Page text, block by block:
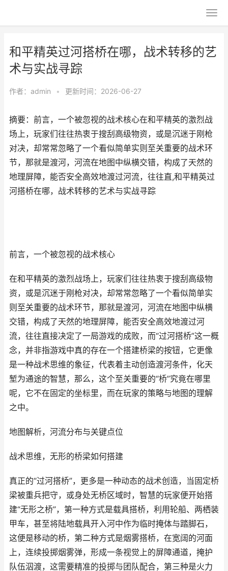
和平精英过河搭桥在哪，战术转移的艺
术与实战寻踪
作者： admin • 更新时间：2026-06-27
摘要：前言，一个被忽视的战术核心在和平精英的激烈战
场上，玩家们往往热衷于搜刮高级物资，或是沉迷于刚枪
对决，却常常忽略了一个看似简单实则至关重要的战术环
节，那就是渡河，河流在地图中纵横交错，构成了天然的
地理屏障，能否安全高效地渡过河流，往往直,和平精英过
河搭桥在哪，战术转移的艺术与实战寻踪
前言，一个被忽视的战术核心
在和平精英的激烈战场上，玩家们往往热衷于搜刮高级物
资，或是沉迷于刚枪对决，却常常忽略了一个看似简单实
则至关重要的战术环节，那就是渡河，河流在地图中纵横
交错，构成了天然的地理屏障，能否安全高效地渡过河
流，往往直接决定了一局游戏的成败，而“过河搭桥”这一概
念，并非指游戏中真的存在一个搭建桥梁的按钮，它更像
是一种战术思维的象征，代表着主动创造渡河条件，化天
堑为通途的智慧，那么，这个至关重要的“桥”究竟在哪里
呢，它不在固定的坐标里，而在玩家的策略与地图的理解
之中。
地图解析，河流分布与关键点位
战术思维，无形的桥梁如何搭建
真正的“过河搭桥”，更多是一种动态的战术创造，当固定桥
梁被重兵把守，或身处无桥区域时，智慧的玩家便开始搭
建“无形之桥”，第一种方式是载具搭桥，利用轮船、两栖装
甲车，甚至将陆地载具开入河中作为临时掩体与踏脚石，
这便是移动的桥，第二种方式是烟雾搭桥，在宽阔的河面
上，连续投掷烟雾弹，形成一条视觉上的屏障通道，掩护
队伍泅渡，这需要精准的投掷与团队配合，第三种是火力